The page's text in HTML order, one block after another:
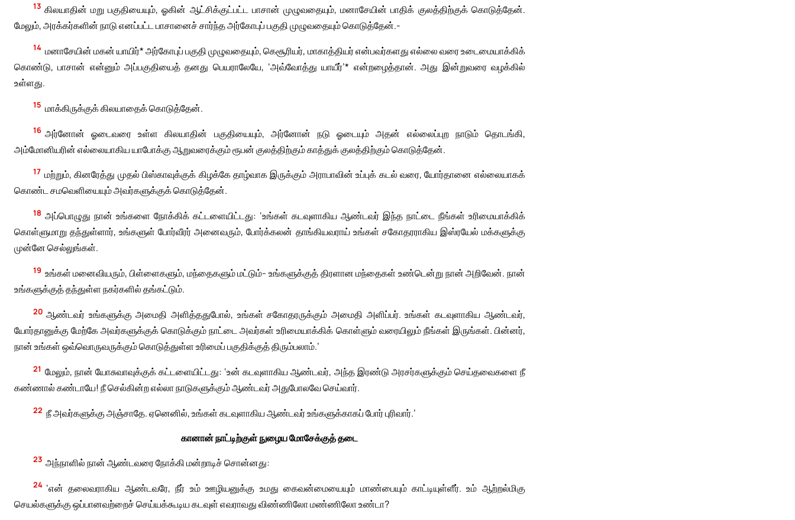
13 கிலயாதின் மறு பகுதியையும், ஓகின் ஆட்சிக்குட்பட்ட பாசான் முழுவதையும், மனாசேயின் பாதிக் குலத்திற்குக் கொடுத்தேன்.
மேலும், அரக்கர்களின் நாடு எனப்பட்ட பாசானைச் சார்ந்த அர்கோபுப் பகுதி முழுவதையும் கொடுத்தேன்.-
14 மனாசேயின் மகன் யாயிர்* அர்கோபுப் பகுதி முழுவதையும், கெசூரியர், மாகாத்தியர் என்பவர்களது எல்லை வரை உடைமையாக்கிக்
கொண்டு, பாசான் என்னும் அப்பகுதியைத் தனது பெயராலேயே, ‘அவ்வோத்து யாயீர்’* என்றழைத்தான். அது இன்றுவரை வழக்கில்
உள்ளது.
15 மாக்கிருக்குக் கிலயாதைக் கொடுத்தேன்.
16 அர்னோன் ஓடைவரை உள்ள கிலயாதின் பகுதியையும், அர்னோன் நடு ஓடையும் அதன் எல்லைப்புற நாடும் தொடங்கி,
அம்மோனியரின் எல்லையாகிய யாபோக்கு ஆறுவரைக்கும் ரூபன் குலத்திற்கும் காத்துக் குலத்திற்கும் கொடுத்தேன்.
17 மற்றும், கினரேத்து முதல் பிஸ்காவுக்குக் கிழக்கே தாழ்வாக இருக்கும் அராபாவின் உப்புக் கடல் வரை, யோர்தானை எல்லையாகக்
கொண்ட சமவெளியையும் அவர்களுக்குக் கொடுத்தேன்.
18 அப்பொழுது நான் உங்களை நோக்கிக் கட்டளையிட்டது: ‘உங்கள் கடவுளாகிய ஆண்டவர் இந்த நாட்டை நீங்கள் உரிமையாக்கிக்
கொள்ளுமாறு தந்துள்ளார், உங்களுள் போர்வீரர் அனைவரும், போர்க்கலன் தாங்கியவராய் உங்கள் சகோதரராகிய இஸ்ரயேல் மக்களுக்கு
முன்னே செல்லுங்கள்.
19 உங்கள் மனைவியரும், பிள்ளைகளும், மந்தைகளும் மட்டும்- உங்களுக்குத் திரளான மந்தைகள் உண்டென்று நான் அறிவேன். நான்
உங்களுக்குத் தந்துள்ள நகர்களில் தங்கட்டும்.
20 ஆண்டவர் உங்களுக்கு அமைதி அளித்ததுபோல், உங்கள் சகோதரருக்கும் அமைதி அளிப்பர். உங்கள் கடவுளாகிய ஆண்டவர்,
யோர்தானுக்கு மேற்கே அவர்களுக்குக் கொடுக்கும் நாட்டை அவர்கள் உரிமையாக்கிக் கொள்ளும் வரையிலும் நீங்கள் இருங்கள். பின்னர்,
நான் உங்கள் ஒவ்வொருவருக்கும் கொடுத்துள்ள உரிமைப் பகுதிக்குத் திரும்பலாம்.’
21 மேலும், நான் யோசுவாவுக்குக் கட்டளையிட்டது: ‘உன் கடவுளாகிய ஆண்டவர், அந்த இரண்டு அரசர்களுக்கும் செய்தவைகளை நீ
கண்ணால் கண்டாயே! நீ செல்கின்ற எல்லா நாடுகளுக்கும் ஆண்டவர் அதுபோலவே செய்வார்.
22 நீ அவர்களுக்கு அஞ்சாதே. ஏனெனில், உங்கள் கடவுளாகிய ஆண்டவர் உங்களுக்காகப் போர் புரிவார்.’
கானான் நாட்டிற்குள் நுழைய மோசேக்குத் தடை
23 அந்நாளில் நான் ஆண்டவரை நோக்கி மன்றாடிச் சொன்னது:
24 ‘என் தலைவராகிய ஆண்டவரே, நீர் உம் ஊழியனுக்கு உமது கைவன்மையையும் மாண்பையும் காட்டியுள்ளீர். உம் ஆற்றல்மிகு
செயல்களுக்கு ஒப்பானவற்றைச் செய்யக்கூடிய கடவுள் எவராவது விண்ணிலோ மண்ணிலோ உண்டா?